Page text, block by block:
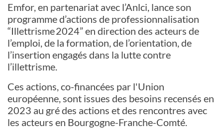
Emfor, en partenariat avec l’Anlci, lance son
programme d’actions de professionnalisation
“Illettrisme 2024” en direction des acteurs de
l’emploi, de la formation, de l’orientation, de
l’insertion engagés dans la lutte contre
l’illettrisme.
Ces actions, co-financées par l'Union
européenne, sont issues des besoins recensés en
2023 au gré des actions et des rencontres avec
les acteurs en Bourgogne-Franche-Comté.